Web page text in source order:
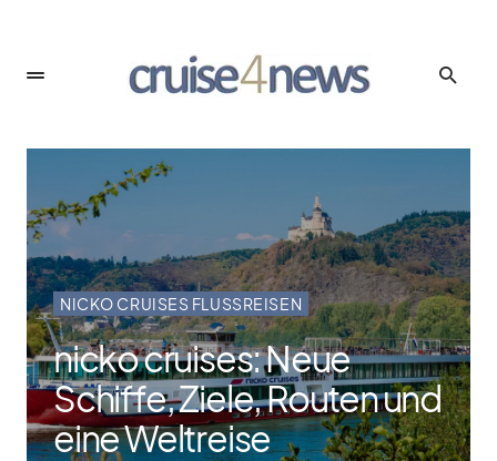
NICKO CRUISES FLUSSREISEN
nicko cruises: Neue
Schiffe, Ziele, Routen und
eine Weltreise